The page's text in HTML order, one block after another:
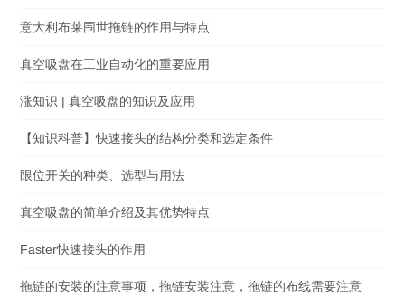
意大利布莱围世拖链的作用与特点
真空吸盘在工业自动化的重要应用
涨知识 | 真空吸盘的知识及应用
【知识科普】快速接头的结构分类和选定条件
限位开关的种类、选型与用法
真空吸盘的简单介绍及其优势特点
Faster快速接头的作用
拖链的安装的注意事项，拖链安装注意，拖链的布线需要注意